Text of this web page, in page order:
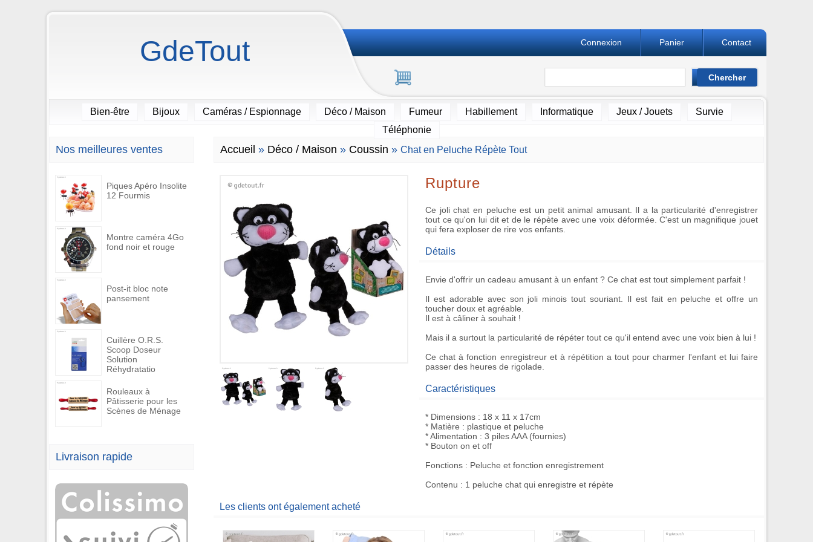
GdeTout Contact
Panier
Connexion
Bien-être Bijoux Caméras / Espionnage Déco / Maison Fumeur Habillement Informatique Jeux / Jouets
Survie
Téléphonie
Nos meilleures ventes
Piques Apéro Insolite
12 Fourmis
Montre caméra 4Go
fond noir et rouge
Post-it bloc note
pansement
Cuillère O.R.S.
Scoop Doseur
Solution
Réhydratatio
Rouleaux à
Pâtisserie pour les
Scènes de Ménage
Livraison rapide
Accueil » Déco / Maison » Coussin » Chat en Peluche Répète Tout
Rupture
Ce joli chat en peluche est un petit animal amusant. Il a la particularité d'enregistrer
tout ce qu'on lui dit et de le répète avec une voix déformée. C'est un magnifique jouet
qui fera exploser de rire vos enfants.
Détails
Envie d'offrir un cadeau amusant à un enfant ? Ce chat est tout simplement parfait !
Il est adorable avec son joli minois tout souriant. Il est fait en peluche et offre un
toucher doux et agréable.
Il est à câliner à souhait !
Mais il a surtout la particularité de répéter tout ce qu'il entend avec une voix bien à lui !
Cechat à fonction enregistreur et à répétitiona tout pour charmer l'enfant et lui faire
passer des heures de rigolade.
Caractéristiques
* Dimensions : 18 x 11 x 17cm
* Matière : plastique et peluche
* Alimentation : 3 piles AAA (fournies)
* Bouton on et off
Fonctions : Peluche et fonction enregistrement
Contenu : 1 peluche chat qui enregistre et répète
Les clients ont également acheté